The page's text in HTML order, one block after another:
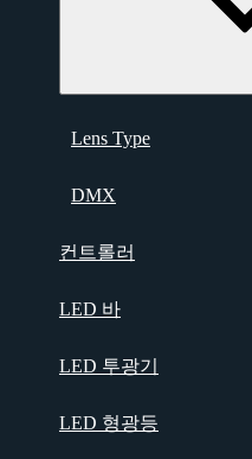
Lens Type
DMX
컨트롤러
LED 바
LED 투광기
LED 형광등